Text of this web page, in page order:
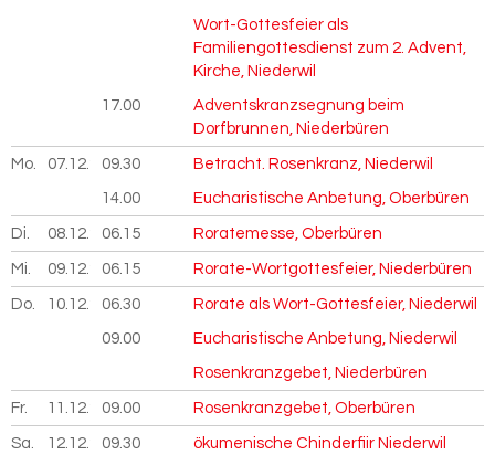
Wort-Gottesfeier als
Familiengottesdienst zum 2. Advent,
Kirche, Niederwil
17.00
Adventskranzsegnung beim
Dorfbrunnen, Niederbüren
Mo. 07.12. 2026
09.30 Betracht. Rosenkranz, Niederwil
14.00 Eucharistische Anbetung, Oberbüren
Di. 08.12. 2026
06.15 Roratemesse, Oberbüren
Mi. 09.12. 2026
06.15 Rorate-Wortgottesfeier, Niederbüren
Do. 10.12. 2026
06.30 Rorate als Wort-Gottesfeier, Niederwil
09.00 Eucharistische Anbetung, Niederwil
Rosenkranzgebet, Niederbüren
Fr. 11.12. 2026
09.00 Rosenkranzgebet, Oberbüren
Sa. 12.12. 2026
09.30 ökumenische Chinderfiir Niederwil